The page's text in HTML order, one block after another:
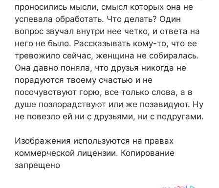
проносились мысли, смысл которых она не
успевала обработать. Что делать? Один
вопрос звучал внутри нее четко, и ответа на
него не было. Рассказывать кому-то, что ее
тревожило сейчас, женщина не собиралась.
Она давно поняла, что друзья никогда не
порадуются твоему счастью и не
посочувствуют горю, все только слова, а в
душе позлорадствуют или же позавидуют. Ну
не повезло ей ни с друзьями, ни с подругами.
Изображения используются на правах
коммерческой лицензии. Копирование
запрещено